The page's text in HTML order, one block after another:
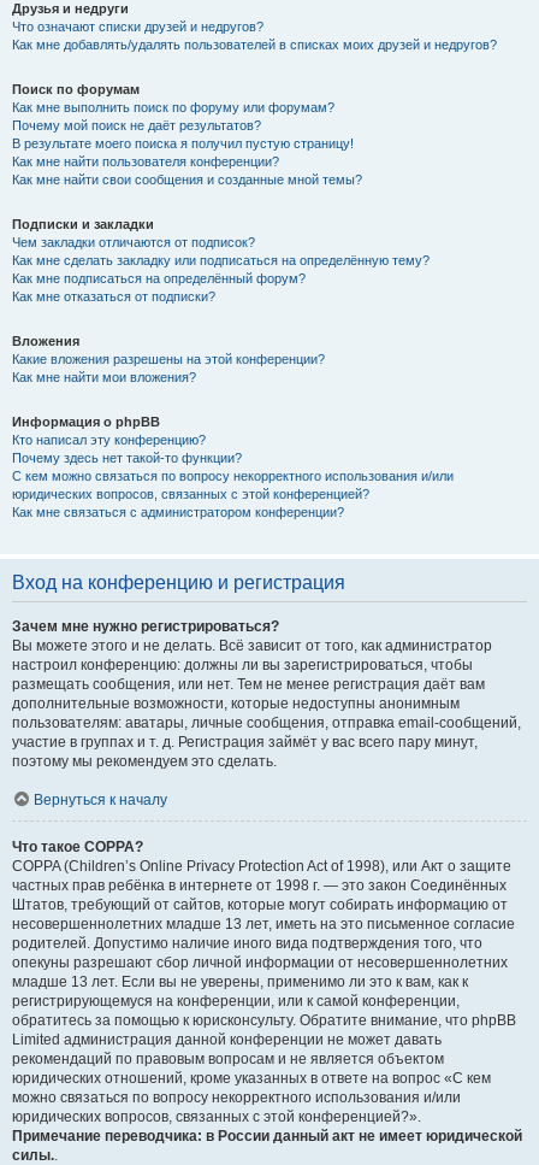
Друзья и недруги
Что означают списки друзей и недругов?
Как мне добавлять/удалять пользователей в списках моих друзей и недругов?
Поиск по форумам
Как мне выполнить поиск по форуму или форумам?
Почему мой поиск не даёт результатов?
В результате моего поиска я получил пустую страницу!
Как мне найти пользователя конференции?
Как мне найти свои сообщения и созданные мной темы?
Подписки и закладки
Чем закладки отличаются от подписок?
Как мне сделать закладку или подписаться на определённую тему?
Как мне подписаться на определённый форум?
Как мне отказаться от подписки?
Вложения
Какие вложения разрешены на этой конференции?
Как мне найти мои вложения?
Информация о phpBB
Кто написал эту конференцию?
Почему здесь нет такой-то функции?
С кем можно связаться по вопросу некорректного использования и/или
юридических вопросов, связанных с этой конференцией?
Как мне связаться с администратором конференции?
Вход на конференцию и регистрация
Зачем мне нужно регистрироваться?
Вы можете этого и не делать. Всё зависит от того, как администратор
настроил конференцию: должны ли вы зарегистрироваться, чтобы
размещать сообщения, или нет. Тем не менее регистрация даёт вам
дополнительные возможности, которые недоступны анонимным
пользователям: аватары, личные сообщения, отправка email-сообщений,
участие в группах и т. д. Регистрация займёт у вас всего пару минут,
поэтому мы рекомендуем это сделать.
Вернуться к началу
Что такое COPPA?
COPPA (Children’s Online Privacy Protection Act of 1998), или Акт о защите
частных прав ребёнка в интернете от 1998 г. — это закон Соединённых
Штатов, требующий от сайтов, которые могут собирать информацию от
несовершеннолетних младше 13 лет, иметь на это письменное согласие
родителей. Допустимо наличие иного вида подтверждения того, что
опекуны разрешают сбор личной информации от несовершеннолетних
младше 13 лет. Если вы не уверены, применимо ли это к вам, как к
регистрирующемуся на конференции, или к самой конференции,
обратитесь за помощью к юрисконсульту. Обратите внимание, что phpBB
Limited администрация данной конференции не может давать
рекомендаций по правовым вопросам и не является объектом
юридических отношений, кроме указанных в ответе на вопрос «С кем
можно связаться по вопросу некорректного использования и/или
юридических вопросов, связанных с этой конференцией?».
Примечание переводчика: в России данный акт не имеет юридической
силы..